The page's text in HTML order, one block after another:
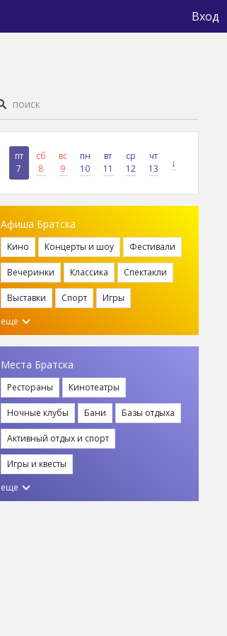
Вход
пт
7
сб
8
вс
9
пн
10
вт
11
ср
12
чт
13
↓
Афиша Братска
Кино Концерты и шоу Фестивали
Вечеринки Классика Спектакли
Выставки Спорт
Игры
еще
Места Братска
Рестораны Кинотеатры
Ночные клубы Бани Базы отдыха
Активный отдых и спорт
Игры и квесты
еще